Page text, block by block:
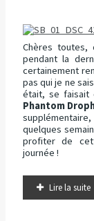
Chères
pendant la
certainement
pas qui je ne
était, se faisait
Phantom
quelques
profiter de
journée !
Lire la suite